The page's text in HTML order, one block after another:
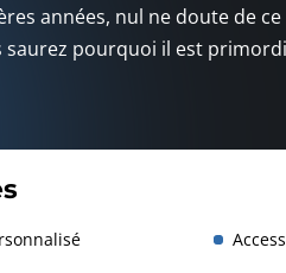
années, nul ne doute de
pourquoi il est